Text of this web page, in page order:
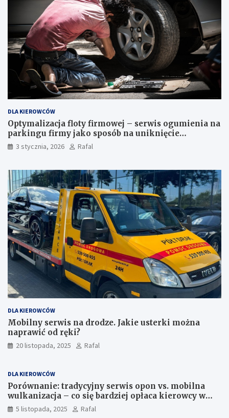
DLA KIEROWCÓW
Optymalizacja floty firmowej – serwis ogumienia na
parkingu firmy jako sposób na uniknięcie
przestojów
3 stycznia, 2026 Rafal
DLA KIEROWCÓW
Mobilny serwis na drodze. Jakie usterki można
naprawić od ręki?
20 listopada, 2025 Rafal
DLA KIEROWCÓW
Porównanie: tradycyjny serwis opon vs. mobilna
wulkanizacja – co się bardziej opłaca kierowcy w
Szczecinie?
5 listopada, 2025 Rafal